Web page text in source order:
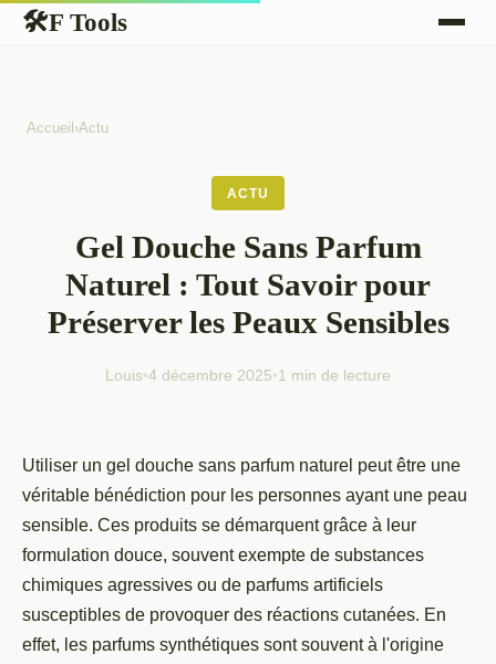
🛠F Tools
Accueil ›Actu
ACTU
Gel Douche Sans Parfum
Naturel : Tout Savoir pour
Préserver les Peaux Sensibles
Louis•4 décembre 2025•1 min de lecture
Utiliser un gel douche sans parfum naturel peut être une
véritable bénédiction pour les personnes ayant une peau
sensible. Ces produits se démarquent grâce à leur
formulation douce, souvent exempte de substances
chimiques agressives ou de parfums artificiels
susceptibles de provoquer des réactions cutanées. En
effet, les parfums synthétiques sont souvent à l'origine